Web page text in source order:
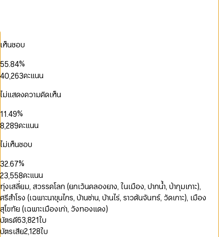
เห็นชอบ
3
5
6
7
8
9
3
5
6
7
8
9
.
6
8
9
2
4
5
6
7
8
9
%
0
1
3
4
6
8
9
0
2
4
5
6
7
8
,
1
2
4
6
7
8
9
3
5
6
8
0
1
2
3
5
7
9
คะแนน
ไม่แสดงความคิดเห็น
1
2
3
4
5
6
7
8
9
1
2
3
4
5
6
7
8
9
.
0
2
4
5
6
7
8
9
1
3
4
5
7
9%
1
2
3
4
5
7
8,
1
2
4
6
7
8
9
1
2
3
5
7
8
0
2
3
4
5
6
7
8
9คะแนน
ไม่เห็นชอบ
1
3
4
5
6
7
8
9
0
2
3
4
5
6
7
8
9
.
0
1
2
4
6
7
8
9
1
2
3
5
7
8
9
%
1
2
3
4
5
6
7
8
0
2
3
4
5
6
7
8
9
,
0
1
2
4
5
6
7
8
9
0
2
4
5
6
7
8
9
1
2
3
5
6
7
8
9
คะแนน
ทุ่งเสลี่ยม, สวรรคโลก (ยกเว้นคลองยาง, ในเมือง, ปากน้ำ, ป่ากุมเกาะ),
ศรีสำโรง (เฉพาะนาขุนไกร, บ้านซ่าน, บ้านไร่, ราวต้นจันทร์, วัดเกาะ), เมือง
สุโขทัย (เฉพาะเมืองเก่า, วังทองแดง)
บัตรดี63,821ใบ
บัตรเสีย2,128ใบ
0
1
2
0
1
2
3